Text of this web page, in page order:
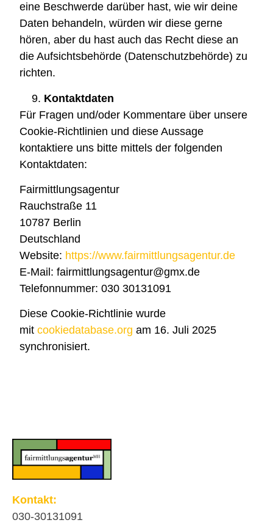
eine Beschwerde darüber hast, wie wir deine
Daten behandeln, würden wir diese gerne
hören, aber du hast auch das Recht diese an
die Aufsichtsbehörde (Datenschutzbehörde) zu
richten.
Kontaktdaten
Für Fragen und/oder Kommentare über unsere
Cookie-Richtlinien und diese Aussage
kontaktiere uns bitte mittels der folgenden
Kontaktdaten:
Fairmittlungsagentur
Rauchstraße 11
10787 Berlin
Deutschland
Website: https://www.fairmittlungsagentur.de
E-Mail: fairmittlungsagentur@gmx.de
Telefonnummer: 030 30131091
Diese Cookie-Richtlinie wurde
mitcookiedatabase.org am 16. Juli 2025
synchronisiert.
Kontakt:
030-30131091